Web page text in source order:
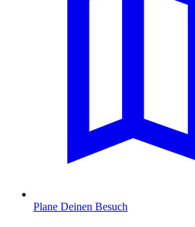
Plane Deinen Besuch